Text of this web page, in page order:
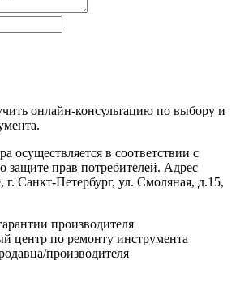
онлайн-консультацию по выбору и
осуществляется в соответствии с
защите прав потребителей. Адрес
г. Санкт-Петербург, ул. Смоляная, д.15,
производителя
центр по ремонту инструмента
производителя